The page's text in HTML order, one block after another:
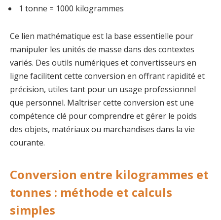
1 tonne = 1000 kilogrammes
Ce lien mathématique est la base essentielle pour
manipuler les unités de masse dans des contextes
variés. Des outils numériques et convertisseurs en
ligne facilitent cette conversion en offrant rapidité et
précision, utiles tant pour un usage professionnel
que personnel. Maîtriser cette conversion est une
compétence clé pour comprendre et gérer le poids
des objets, matériaux ou marchandises dans la vie
courante.
Conversion entre kilogrammes et
tonnes : méthode et calculs
simples